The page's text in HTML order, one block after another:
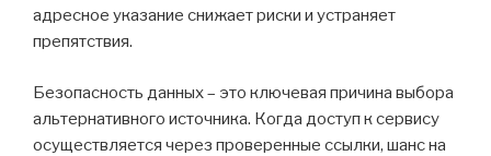
адресное указание снижает риски и устраняет
препятствия.
Безопасность данных – это ключевая причина выбора
альтернативного источника. Когда доступ к сервису
осуществляется через проверенные ссылки, шанс на